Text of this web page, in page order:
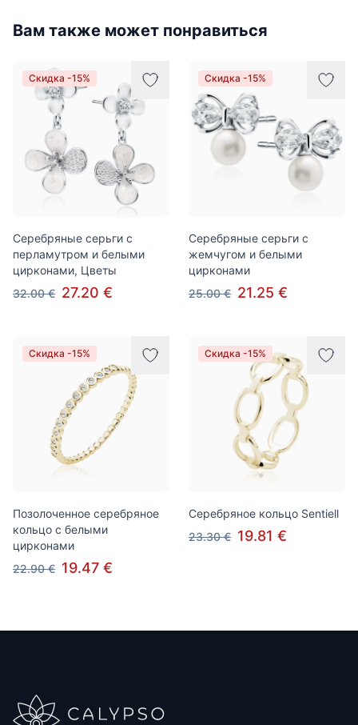
Вам также может понравиться
Скидка -15%
Серебряные серьги с
перламутром и белыми
цирконами, Цветы
32.00 € 27.20 €
Скидка -15%
Серебряные серьги с
жемчугом и белыми
цирконами
25.00 € 21.25 €
Скидка -15%
Позолоченное серебряное
кольцо с белыми
цирконами
22.90 € 19.47 €
Скидка -15%
Серебряное кольцо Sentiell
23.30 € 19.81 €